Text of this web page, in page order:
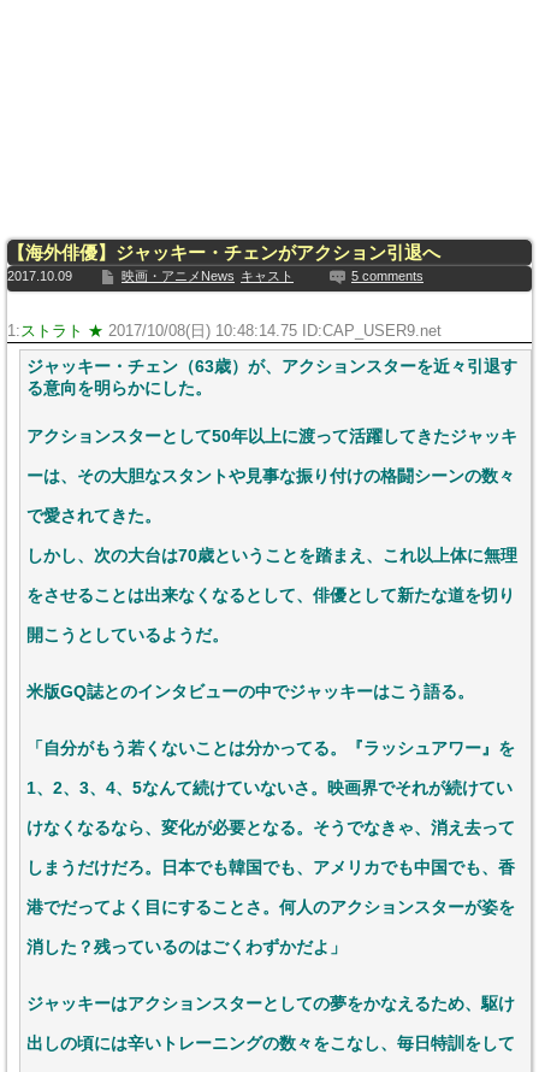
【海外俳優】ジャッキー・チェンがアクション引退へ
2017.10.09 映画・アニメNews キャスト 5 comments
1:ストラト ★ 2017/10/08(日) 10:48:14.75 ID:CAP_USER9.net
ジャッキー・チェン（63歳）が、アクションスターを近々引退す
る意向を明らかにした。
アクションスターとして50年以上に渡って活躍してきたジャッキ
ーは、その大胆なスタントや見事な振り付けの格闘シーンの数々
で愛されてきた。
しかし、次の大台は70歳ということを踏まえ、これ以上体に無理
をさせることは出来なくなるとして、俳優として新たな道を切り
開こうとしているようだ。
米版GQ誌とのインタビューの中でジャッキーはこう語る。
「自分がもう若くないことは分かってる。『ラッシュアワー』を
1、2、3、4、5なんて続けていないさ。映画界でそれが続けてい
けなくなるなら、変化が必要となる。そうでなきゃ、消え去って
しまうだけだろ。日本でも韓国でも、アメリカでも中国でも、香
港でだってよく目にすることさ。何人のアクションスターが姿を
消した？残っているのはごくわずかだよ」
ジャッキーはアクションスターとしての夢をかなえるため、駆け
出しの頃には辛いトレーニングの数々をこなし、毎日特訓をして